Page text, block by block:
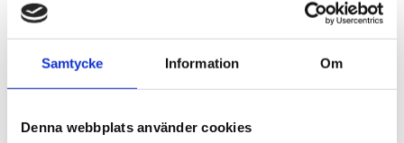
Samtycke Information Om
Denna webbplats använder cookies
23% 70